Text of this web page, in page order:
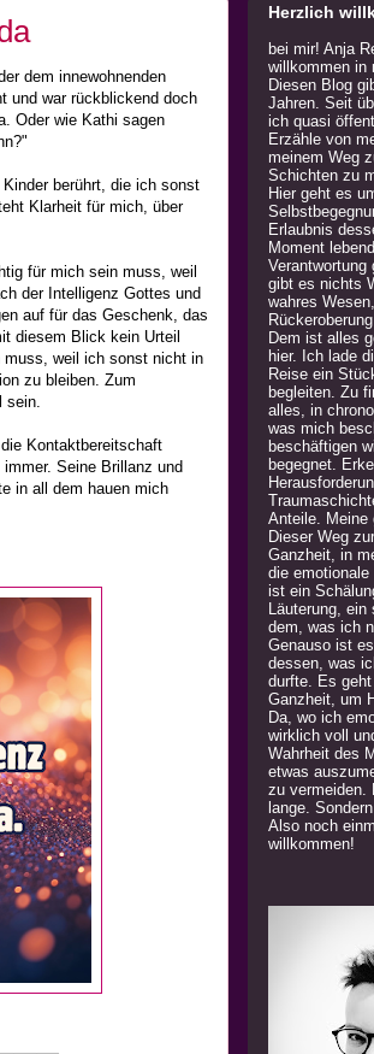
dem innewohnenden
und war rückblickend doch
Oder wie Kathi sagen
berührt, die ich sonst
Klarheit für mich, über
für mich sein muss, weil
der Intelligenz Gottes und
auf für das Geschenk, das
diesem Blick kein Urteil
weil ich sonst nicht in
zu bleiben. Zum
sein.
Kontaktbereitschaft
Seine Brillanz und
in all dem hauen mich
Herzlich
bei mir! Anja
willkommen in
Diesen Blog
Jahren. Seit
ich quasi
Erzähle von
meinem Weg
Schichten zu
Hier geht es
Erlaubnis
Moment
Verantwortung
gibt es nichts
wahres
Dem ist alles
hier. Ich lade
Reise ein
begleiten. Zu
alles, in
was mich
beschäftigen
begegnet.
Anteile. Meine
Dieser Weg
Ganzheit, in
die
ist ein
Läuterung, ein
dem, was ich
Genauso ist
dessen, was
durfte. Es
Ganzheit, um
Da, wo ich
wirklich voll
Wahrheit des
etwas
zu vermeiden.
lange.
Also noch
willkommen!